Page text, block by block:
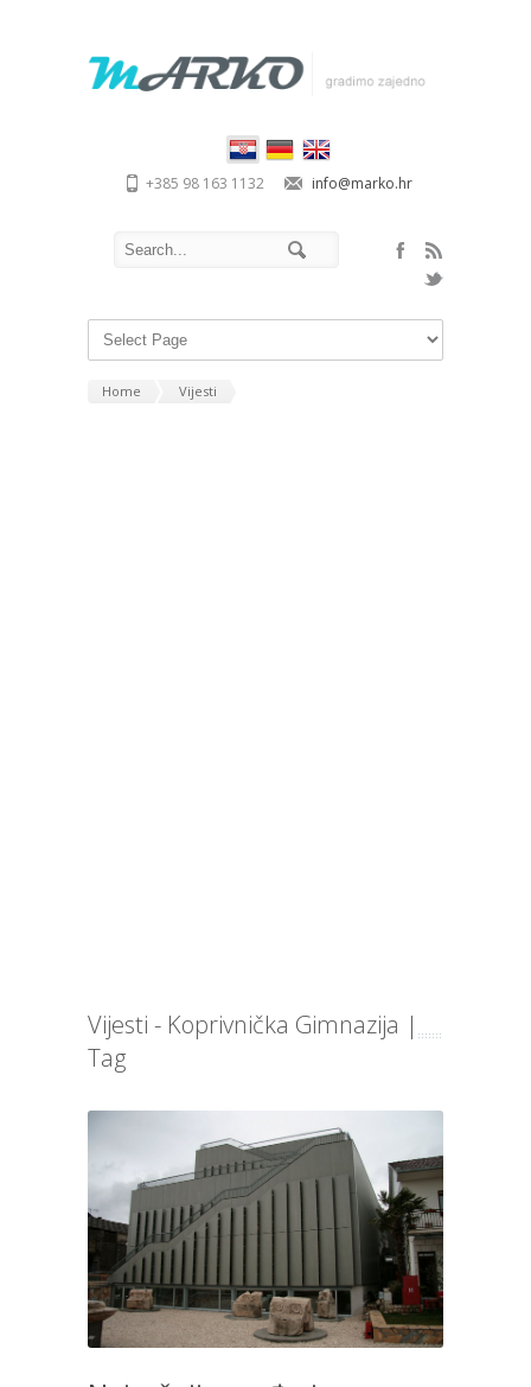
+385 98 163 1132 info@marko.hr
Home Vijesti
Vijesti - Koprivnička Gimnazija |
Tag